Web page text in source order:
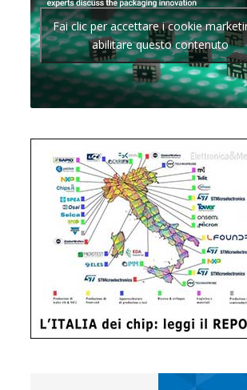
Fai clic per accettare i cookie
abilitare questo contenuto